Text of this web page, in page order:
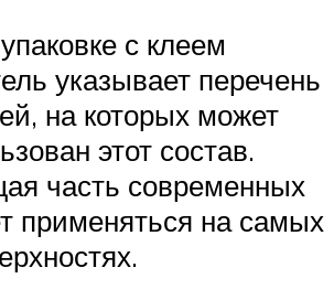
с клеем
указывает перечень
на которых может
этот состав.
часть современных
применяться на самых